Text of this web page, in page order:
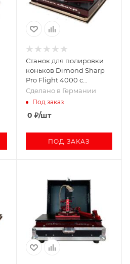
Станок для полировки
коньков Dimond Sharp
Pro Flight 4000 с
съемным блоком
электроники
Сделано в Германии
Под заказ
0 ₽/шт
ПОД ЗАКАЗ